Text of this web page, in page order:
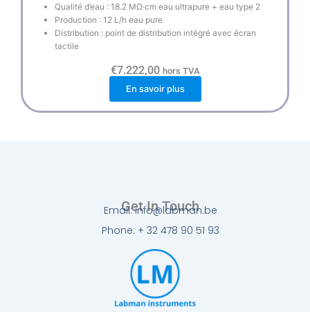
Qualité d’eau : 18.2 MΩ·cm eau ultrapure + eau type 2
Production : 12 L/h eau pure
Distribution : point de distribution intégré avec écran
tactile
€7.222,00 hors TVA
En savoir plus
Get In Touch
Email: info@labman.be
Phone: + 32 478 90 51 93